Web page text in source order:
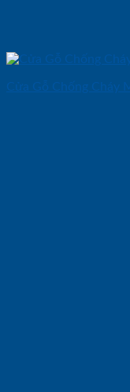
Cửa Gỗ Chống Cháy